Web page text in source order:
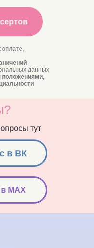
оплате,
положениями,
данных
тут
в ВК
MAX